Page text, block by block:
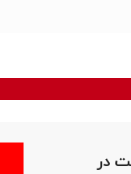
در